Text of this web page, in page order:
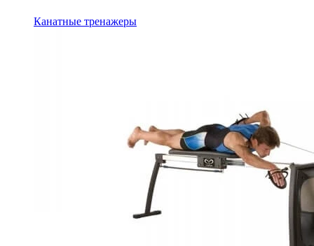
Канатные тренажеры